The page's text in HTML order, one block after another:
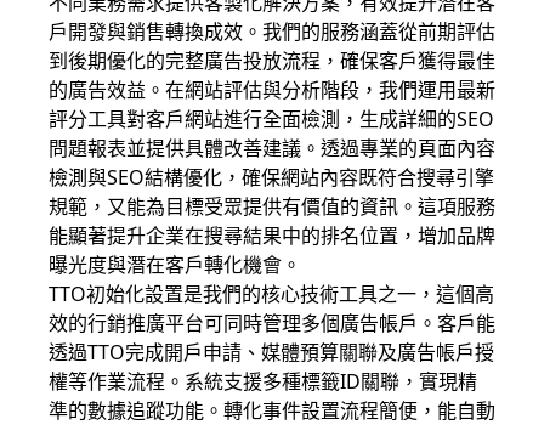
戶開發與銷售轉換成效。我們的服務涵蓋從前期評估
到後期優化的完整廣告投放流程，確保客戶獲得最佳
的廣告效益。在網站評估與分析階段，我們運用最新
評分工具對客戶網站進行全面檢測，生成詳細的SEO
問題報表並提供具體改善建議。透過專業的頁面內容
檢測與SEO結構優化，確保網站內容既符合搜尋引擎
規範，又能為目標受眾提供有價值的資訊。這項服務
能顯著提升企業在搜尋結果中的排名位置，增加品牌
曝光度與潛在客戶轉化機會。
TTO初始化設置是我們的核心技術工具之一，這個高
效的行銷推廣平台可同時管理多個廣告帳戶。客戶能
透過TTO完成開戶申請、媒體預算關聯及廣告帳戶授
權等作業流程。系統支援多種標籤ID關聯，實現精
準的數據追蹤功能。轉化事件設置流程簡便，能自動